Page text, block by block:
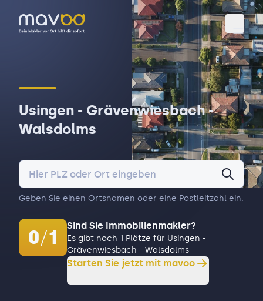
Usingen - Grävenwiesbach -
Walsdolms
Geben Sie einen Ortsnamen oder eine Postleitzahl ein.
0/1
Sind Sie Immobilienmakler?
Es gibt noch 1 Plätze für Usingen -
Grävenwiesbach - Walsdolms
Starten Sie jetzt mit mavoo